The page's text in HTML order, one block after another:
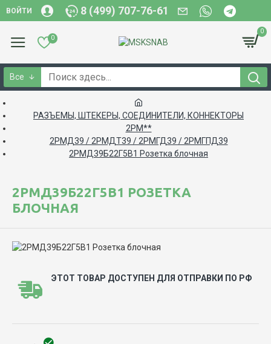
ВОЙТИ 8 (499) 707-76-61
0
0
Все
РАЗЪЕМЫ, ШТЕКЕРЫ, СОЕДИНИТЕЛИ, КОННЕКТОРЫ
2РМ**
2РМД39 / 2РМДТ39 / 2РМГД39 / 2РМГПД39
2РМД39Б22Г5В1 Розетка блочная
2РМД39Б22Г5В1 РОЗЕТКА
БЛОЧНАЯ
ЭТОТ ТОВАР ДОСТУПЕН ДЛЯ ОТПРАВКИ ПО РФ